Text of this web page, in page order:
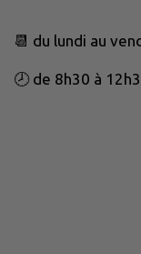
📆 du lundi au
🕗 de 8h30 à